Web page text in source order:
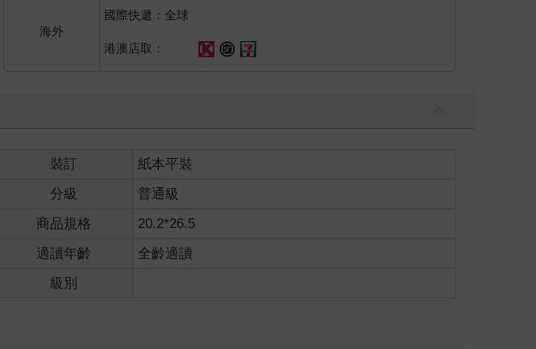
海外
國際快遞：全球
港澳店取：
裝訂
紙本平裝
分級
普通級
商品規格
20.2*26.5
適讀年齡
全齡適讀
級別